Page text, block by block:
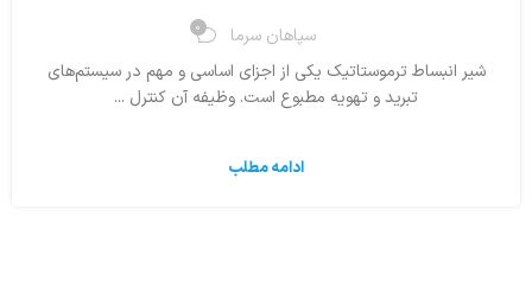
سپاهان سرما 0
شیر انبساط ترموستاتیک یکی از اجزای اساسی و مهم در سیستم‌های
تبرید و تهویه مطبوع است. وظیفه آن کنترل ...
ادامه مطلب